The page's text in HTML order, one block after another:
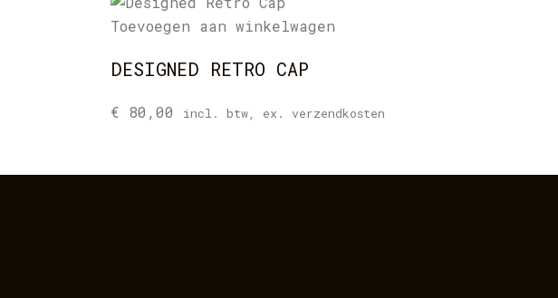
Toevoegen aan winkelwagen
DESIGNED RETRO CAP
€ 80,00 incl. btw, ex. verzendkosten